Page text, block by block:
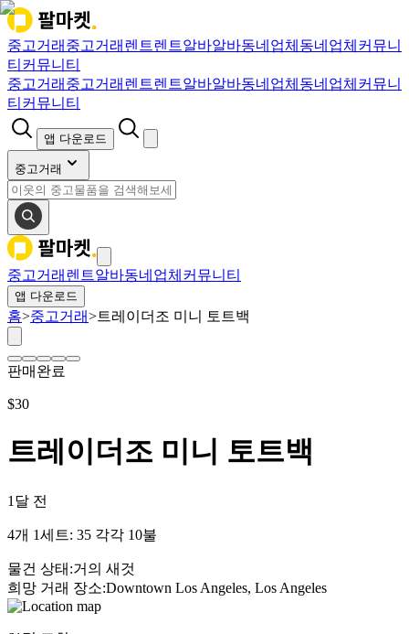
중고거래 중고거래 렌트렌트알바알바동네업체 동네업체 커뮤니
티 커뮤니티
중고거래 중고거래 렌트렌트알바알바동네업체 동네업체 커뮤니
티 커뮤니티
앱 다운로드
중고거래
중고거래 렌트알바동네업체 커뮤니티
앱 다운로드
홈>중고거래>트레이더조 미니 토트백
판매완료
$30
트레이더조 미니 토트백
1달 전
4개 1세트: 35 각각 10불
물건 상태 :거의 새것
희망 거래 장소:Downtown Los Angeles, Los Angeles